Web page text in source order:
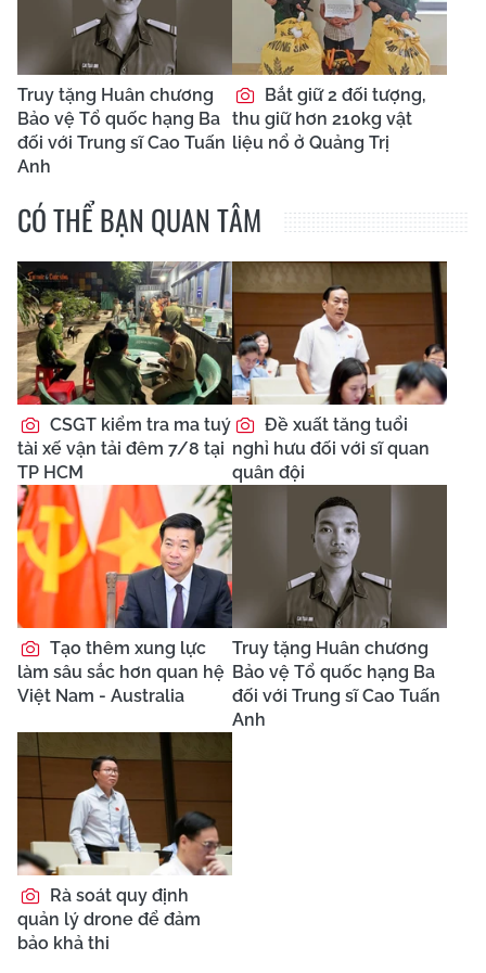
Truy tặng Huân chương
Bảo vệ Tổ quốc hạng Ba
đối với Trung sĩ Cao Tuấn
Anh
Bắt giữ 2 đối tượng,
thu giữ hơn 210kg vật
liệu nổ ở Quảng Trị
CÓ THỂ BẠN QUAN TÂM
CSGT kiểm tra ma tuý
tài xế vận tải đêm 7/8 tại
TP HCM
Đề xuất tăng tuổi
nghỉ hưu đối với sĩ quan
quân đội
Tạo thêm xung lực
làm sâu sắc hơn quan hệ
Việt Nam - Australia
Truy tặng Huân chương
Bảo vệ Tổ quốc hạng Ba
đối với Trung sĩ Cao Tuấn
Anh
Rà soát quy định
quản lý drone để đảm
bảo khả thi